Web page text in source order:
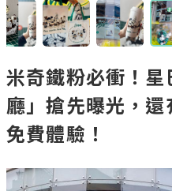
米奇鐵粉必衝！
廳」搶先曝光，
免費體驗！